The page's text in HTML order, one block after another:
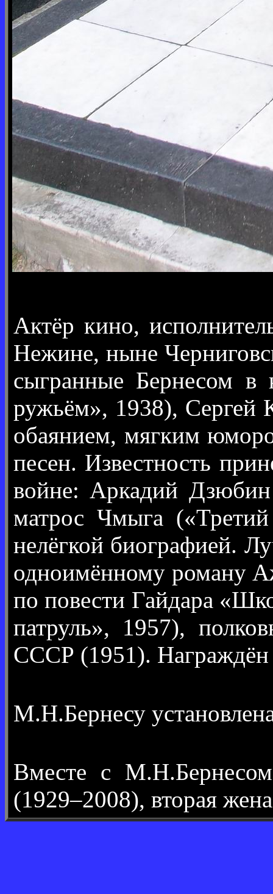
Актёр кино,
Нежине, ныне
сыгранные Бернесом
ружьём», 1938), Сергей
обаянием, мягким
песен. Известность
войне: Аркадий
матрос Чмыга
нелёгкой биографией.
одноимённому роману
по повести Гайдара
патруль», 1957),
СССР (1951). Награждён
М.Н.Бернесу
Вместе с
(1929–2008), вторая